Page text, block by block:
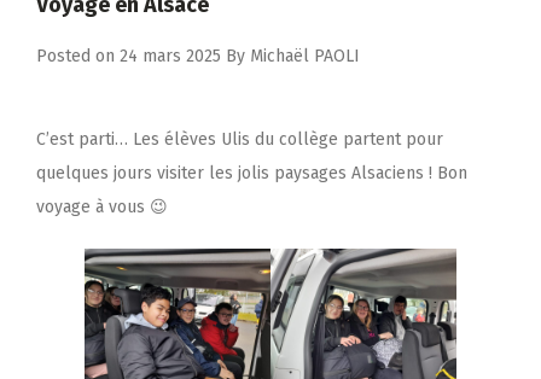
Posted on 24 mars 2025 By Michaël PAOLI
C’est parti… Les élèves Ulis du collège partent pour
quelques jours visiter les jolis paysages Alsaciens ! Bon
voyage à vous 😉